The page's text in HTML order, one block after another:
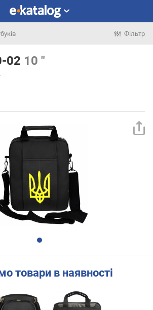
Фільтр
02 10 "
товари в наявності